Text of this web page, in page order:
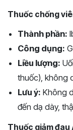
Thuốc chống
Thành phần:
Công dụng:
Liều lượng:
thuốc), không
Lưu ý: Không
đến dạ dày,
Thuốc giảm